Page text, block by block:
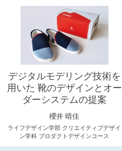
デジタルモデリング技術を
用いた 靴のデザインとオー
ダーシステムの提案
櫻井 晴佳
ライフデザイン学部 クリエイティブデザイ
ン学科 プロダクトデザインコース